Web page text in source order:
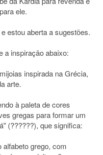
ele.
estou aberta a sugestões.
a inspiração abaixo:
inspirada na Grécia,
arte.
à paleta de cores
gregas para formar um
(??????), que significa:
alfabeto grego, com